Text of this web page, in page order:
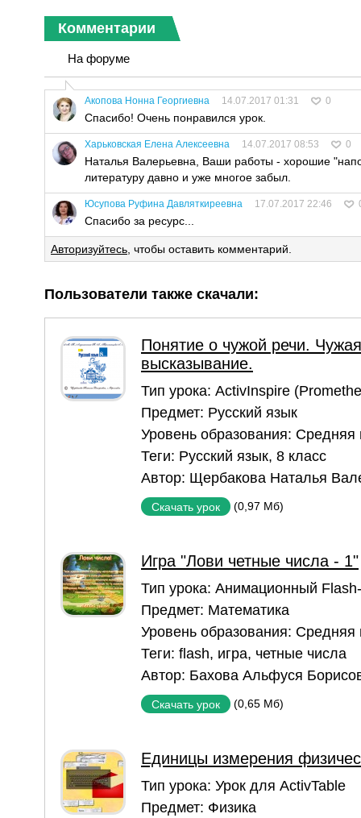
Комментарии
На форуме
Акопова Нонна Георгиевна 14.07.2017 01:31 0
Спасибо! Очень понравился урок.
Харьковская Елена Алексеевна 14.07.2017 08:53 0
Наталья Валерьевна, Ваши работы - хорошие
литературу давно и уже многое забыл.
Юсупова Руфина Давляткиреевна 17.07.2017 22:46
Спасибо за ресурс...
Авторизуйтесь , чтобы оставить комментарий.
Пользователи также скачали:
Понятие о чужой речи.
высказывание.
Тип урока: ActivInspire
Предмет: Русский язык
Уровень образования: Средняя
Теги: Русский язык, 8 класс
Автор: Щербакова Наталья
Скачать урок (0,97 Мб)
Игра "Лови четные числа - 1"
Тип урока: Aнимационный
Предмет: Математика
Уровень образования: Средняя
Теги: flash, игра, четные числа
Автор: Бахова Альфуся
Скачать урок (0,65 Мб)
Единицы измерения
Тип урока: Урок для ActivTable
Предмет: Физика